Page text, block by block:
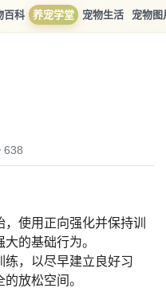
百科 养宠学堂 宠物生活 宠物图
638
使用正向强化并保持训
的基础行为。
练，以尽早建立良好习
放松空间。